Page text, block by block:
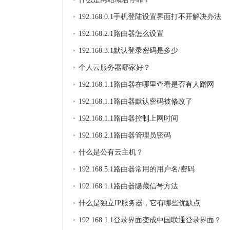
192.168.0.1手机登陆设置界面打不开解决办法
192.168.2.1路由器怎么设置
192.168.3.1默认登录密码是多少
个人云服务器哪家好？
192.168.1.1路由器在哪里查看是否有人蹭网
192.168.1.1路由器默认密码被修改了
192.168.1.1路由器控制上网时间
192.168.2.1路由器管理员密码
什么是公有云主机？
192.168.5.1路由器常用的用户名/密码
192.168.1.1路由器隐藏信号方法
什么是独立IP服务器，它有哪些优缺点
192.168.1.1登录界面变成中国联通登录界面？